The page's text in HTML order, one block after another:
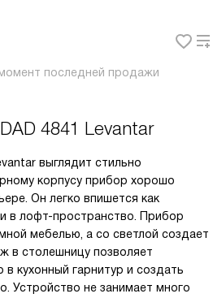
последней продажи
DAD 4841 Levantar
выглядит стильно
корпусу прибор хорошо
Он легко впишется как
в лофт-пространство. Прибор
мебелью, а со светлой создает
в столешницу позволяет
в кухонный гарнитур и создать
Устройство не занимает много